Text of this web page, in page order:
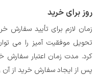
روز برای خرید
زمان لازم برای تأیید
تحویل موفقیت آمیز را می
کرد. مدت زمان اعتبار سفارش
پس از ایجاد سفارش خرید از